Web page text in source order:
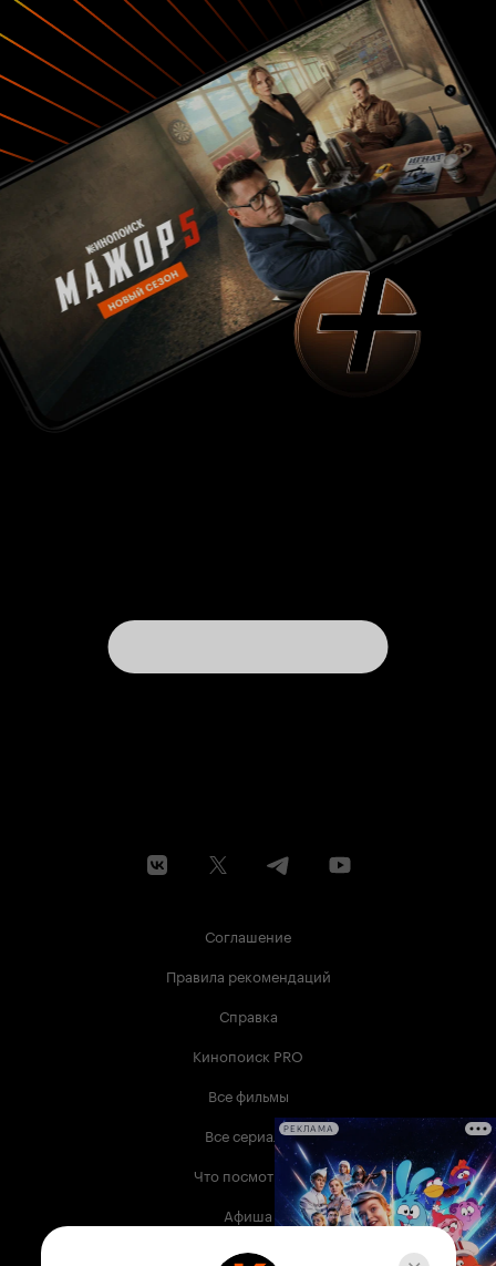
Соглашение
Правила рекомендаций
Справка
Кинопоиск PRO
Все фильмы
Все сериалы
Что посмотреть
Афиша
Музыка
РЕКЛАМА